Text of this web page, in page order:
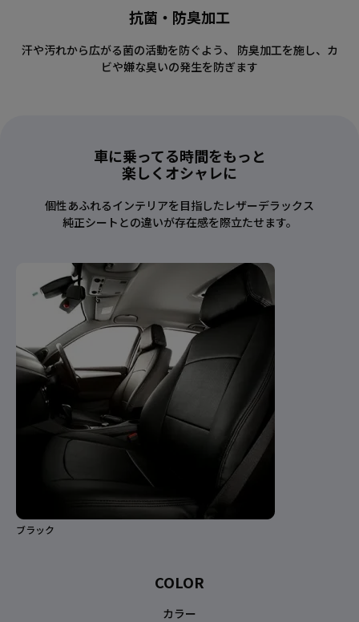
抗菌・防臭加工
汗や汚れから広がる菌の活動を防ぐよう、 防臭加工を施し、カ
ビや嫌な臭いの発生を防ぎます
車に乗ってる時間をもっと
楽しくオシャレに
個性あふれるインテリアを目指したレザーデラックス
純正シートとの違いが存在感を際立たせます。
ブラック
COLOR
カラー